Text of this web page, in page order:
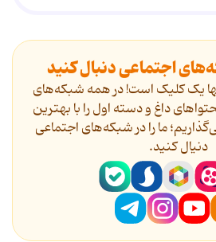
اجتماعی دنبال کنید
یک کلیک است! در همه شبکه‌های
داغ و دسته اول را با بهترین
ما را در شبکه‌های اجتماعی
دنیال کنید.